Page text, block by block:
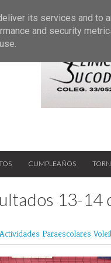
05/2026 25 may 2026
FOTOS 09/05/2026 28
CUMPLEAÑOS
13-14
Actividades Paraescolares
its services and to
and security